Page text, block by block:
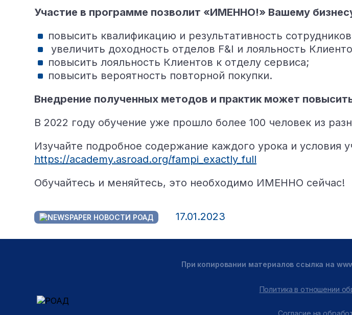
Участие в программе позволит «ИМЕННО!» Вашему
повысить квалификацию и результативность
увеличить доходность отделов F&I и лояльность
повысить лояльность Клиентов к отделу сервиса;
повысить вероятность повторной покупки.
Внедрение полученных методов и практик может
В 2022 году обучение уже прошло более 100 человек из
Изучайте подробное содержание каждого урока и
https://academy.asroad.org/fampi_exactly_full
Обучайтесь и меняйтесь, это необходимо ИМЕННО сейчас!
НОВОСТИ РОАД 17.01.2023
При копировании материалов ссылка на
Политика в отношении
Согласие на